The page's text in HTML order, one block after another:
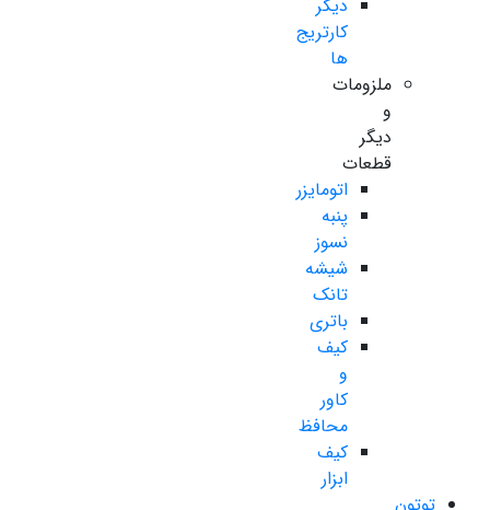
دیگر
کارتریج
ها
ملزومات
و
دیگر
قطعات
اتومایزر
پنبه
نسوز
شیشه
تانک
باتری
کیف
و
کاور
محافظ
کیف
ابزار